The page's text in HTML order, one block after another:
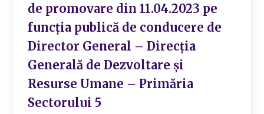
de promovare din 11.04.2023 pe
funcția publică de conducere de
Director General – Direcția
Generală de Dezvoltare și
Resurse Umane – Primăria
Sectorului 5